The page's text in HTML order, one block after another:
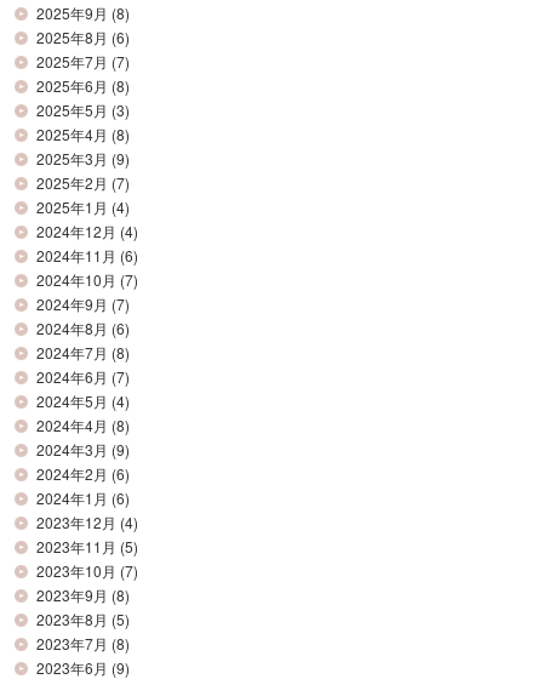
2025年9月 (8)
2025年8月 (6)
2025年7月 (7)
2025年6月 (8)
2025年5月 (3)
2025年4月 (8)
2025年3月 (9)
2025年2月 (7)
2025年1月 (4)
2024年12月 (4)
2024年11月 (6)
2024年10月 (7)
2024年9月 (7)
2024年8月 (6)
2024年7月 (8)
2024年6月 (7)
2024年5月 (4)
2024年4月 (8)
2024年3月 (9)
2024年2月 (6)
2024年1月 (6)
2023年12月 (4)
2023年11月 (5)
2023年10月 (7)
2023年9月 (8)
2023年8月 (5)
2023年7月 (8)
2023年6月 (9)